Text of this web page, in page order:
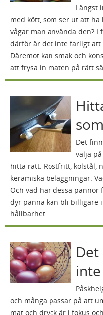
Längst
med kött, som ser ut att
vågar man använda den? I
därför är det inte farligt att
Däremot kan smak och
att frysa in maten på rätt
Det
välja
hitta rätt. Rostfritt, kolstål,
keramiska beläggningar.
Och vad har dessa pannor
dyr panna kan bli billigare
hållbarhet.
Det
och många passar på att
mat och dryck är i fokus